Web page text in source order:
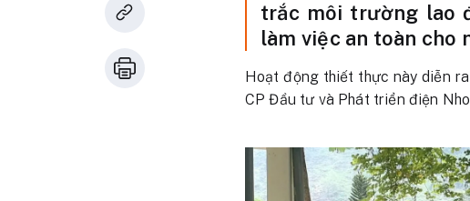
trắc môi trường lao
làm việc an toàn cho
Hoạt động thiết thực này diễn
CP Đầu tư và Phát triển điện